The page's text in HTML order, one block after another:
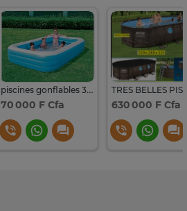
piscines gonflables 305 x 183 x 60
70 000 F Cfa 630 000 F Cfa